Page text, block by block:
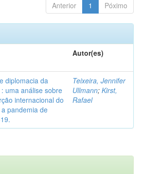
Anterior 1 Póximo
Autor(es)
diplomacia da
uma análise sobre
internacional do
pandemia de
Teixeira, Jennifer
Ullmann; Kirst,
Rafael